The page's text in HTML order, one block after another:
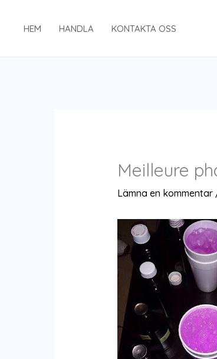
HEM HANDLA KONTAKTA OSS
Meilleure
Lämna en kommentar